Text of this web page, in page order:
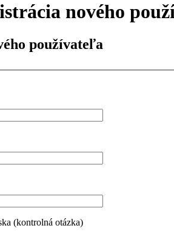
nového
používateľa
(kontrolná otázka)